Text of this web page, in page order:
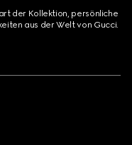
der Kollektion, persönliche
aus der Welt von Gucci.